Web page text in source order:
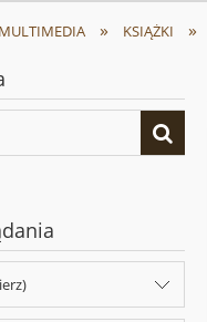
» KSIĄŻKI »